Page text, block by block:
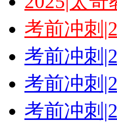
考前冲刺
考前冲刺
考前冲刺
考前冲刺